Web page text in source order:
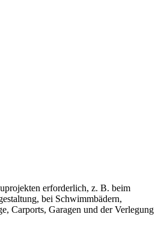
erforderlich, z. B. beim
bei Schwimmbädern,
Carports, Garagen und der Verlegung